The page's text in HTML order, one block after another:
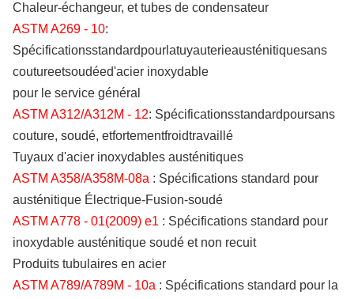
Chaleur-échangeur, et tubes de condensateur
ASTM A269 - 10:
Spécificationsstandardpourlatuyauterieausténitiquesans
coutureetsoudéed'acier inoxydable
pour le service général
ASTM A312/A312M - 12: Spécificationsstandardpoursans
couture, soudé, etfortementfroidtravaillé
Tuyaux d'acier inoxydables austénitiques
ASTM A358/A358M-08a : Spécifications standard pour
austénitique Électrique-Fusion-soudé
ASTM A778 - 01(2009) e1 : Spécifications standard pour
inoxydable austénitique soudé et non recuit
Produits tubulaires en acier
ASTM A789/A789M - 10a : Spécifications standard pour la